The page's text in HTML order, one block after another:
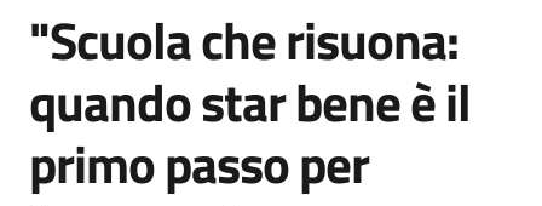
Servizi
Leggi,
atti
e
Salta al contenuto
"Scuola che risuona:
quando star bene è il
primo passo per